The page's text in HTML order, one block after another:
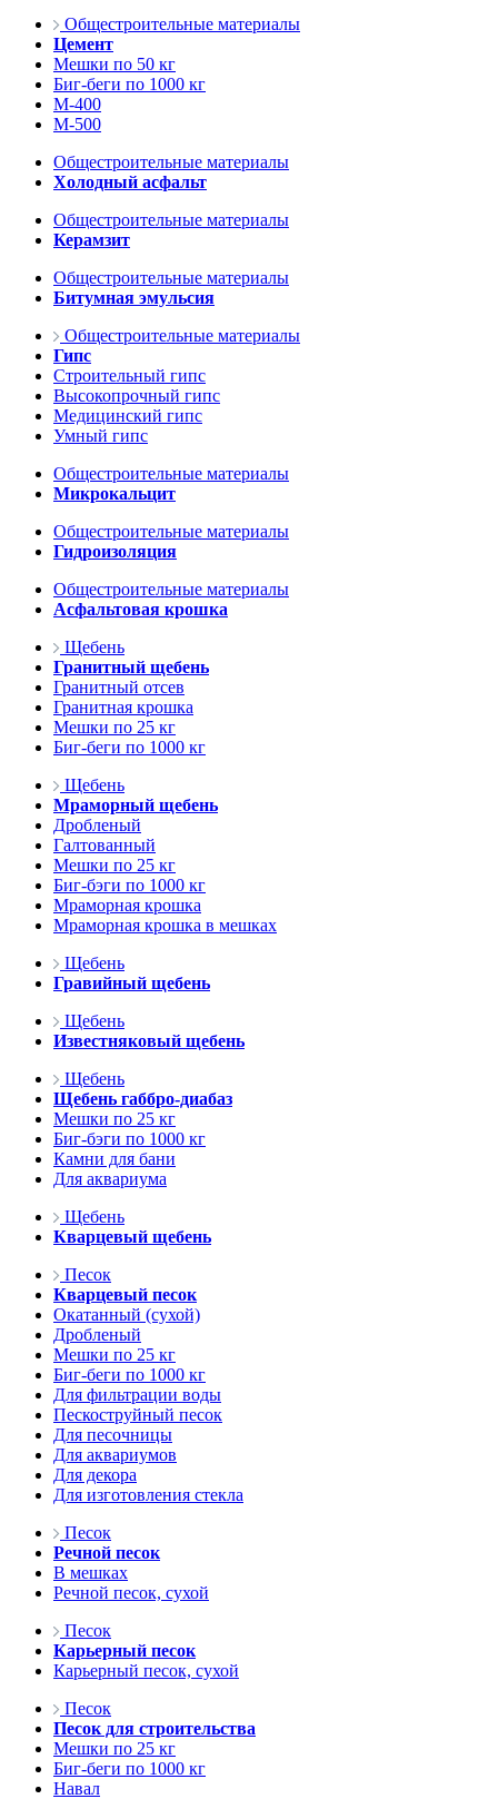
Общестроительные материалы
Цемент
Мешки по 50 кг
Биг-беги по 1000 кг
М-400
М-500
Общестроительные материалы
Холодный асфальт
Общестроительные материалы
Керамзит
Общестроительные материалы
Битумная эмульсия
Общестроительные материалы
Гипс
Строительный гипс
Высокопрочный гипс
Медицинский гипс
Умный гипс
Общестроительные материалы
Микрокальцит
Общестроительные материалы
Гидроизоляция
Общестроительные материалы
Асфальтовая крошка
Щебень
Гранитный щебень
Гранитный отсев
Гранитная крошка
Мешки по 25 кг
Биг-беги по 1000 кг
Щебень
Мраморный щебень
Дробленый
Галтованный
Мешки по 25 кг
Биг-бэги по 1000 кг
Мраморная крошка
Мраморная крошка в мешках
Щебень
Гравийный щебень
Щебень
Известняковый щебень
Щебень
Щебень габбро-диабаз
Мешки по 25 кг
Биг-бэги по 1000 кг
Камни для бани
Для аквариума
Щебень
Кварцевый щебень
Песок
Кварцевый песок
Окатанный (сухой)
Дробленый
Мешки по 25 кг
Биг-беги по 1000 кг
Для фильтрации воды
Пескоструйный песок
Для песочницы
Для аквариумов
Для декора
Для изготовления стекла
Песок
Речной песок
В мешках
Речной песок, сухой
Песок
Карьерный песок
Карьерный песок, сухой
Песок
Песок для строительства
Мешки по 25 кг
Биг-беги по 1000 кг
Навал